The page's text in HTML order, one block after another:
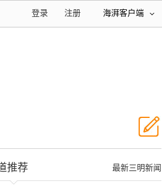
海湃客户端
注册
登录
最新三明新闻
推荐